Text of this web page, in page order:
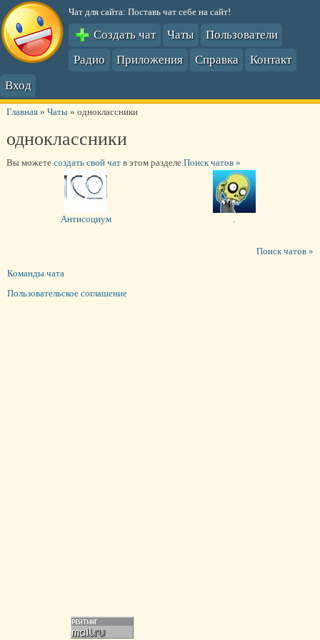
Чат для сайта: Поставь чат себе на сайт!
Создать чат Чаты
Пользователи
Радио
Приложения Справка
Контакт
Вход
Главная» Чаты» одноклассники
одноклассники
Вы можете создать свой чатв этом разделе.Поиск чатов »
Антисоциум .
Поиск чатов »
Команды чата
Пользовательское соглашение